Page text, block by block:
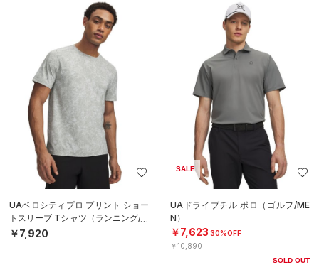
UAベロシティプロ プリント ショー
トスリーブ Tシャツ（ランニング/M
EN）
￥7,920
SALE
UAドライブチル ポロ（ゴルフ/ME
N）
￥7,623 30%OFF
￥10,890
SOLD OUT